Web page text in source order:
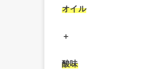
オイル
＋
酸味